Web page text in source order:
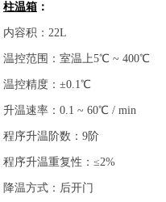
柱温箱 ：
内容积：22L
温控范围：室温上5℃ ~ 400℃
温控精度：±0.1℃
升温速率：0.1 ~ 60℃ / min
程序升温阶数：9阶
程序升温重复性：≤2%
降温方式：后开门